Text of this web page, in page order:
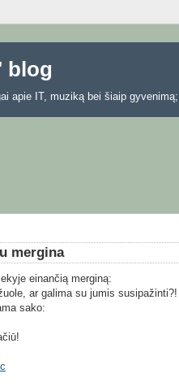
blog
apie IT, muziką bei šiaip
mergina
einančią merginą:
ar galima su jumis susipažinti?!
sako: